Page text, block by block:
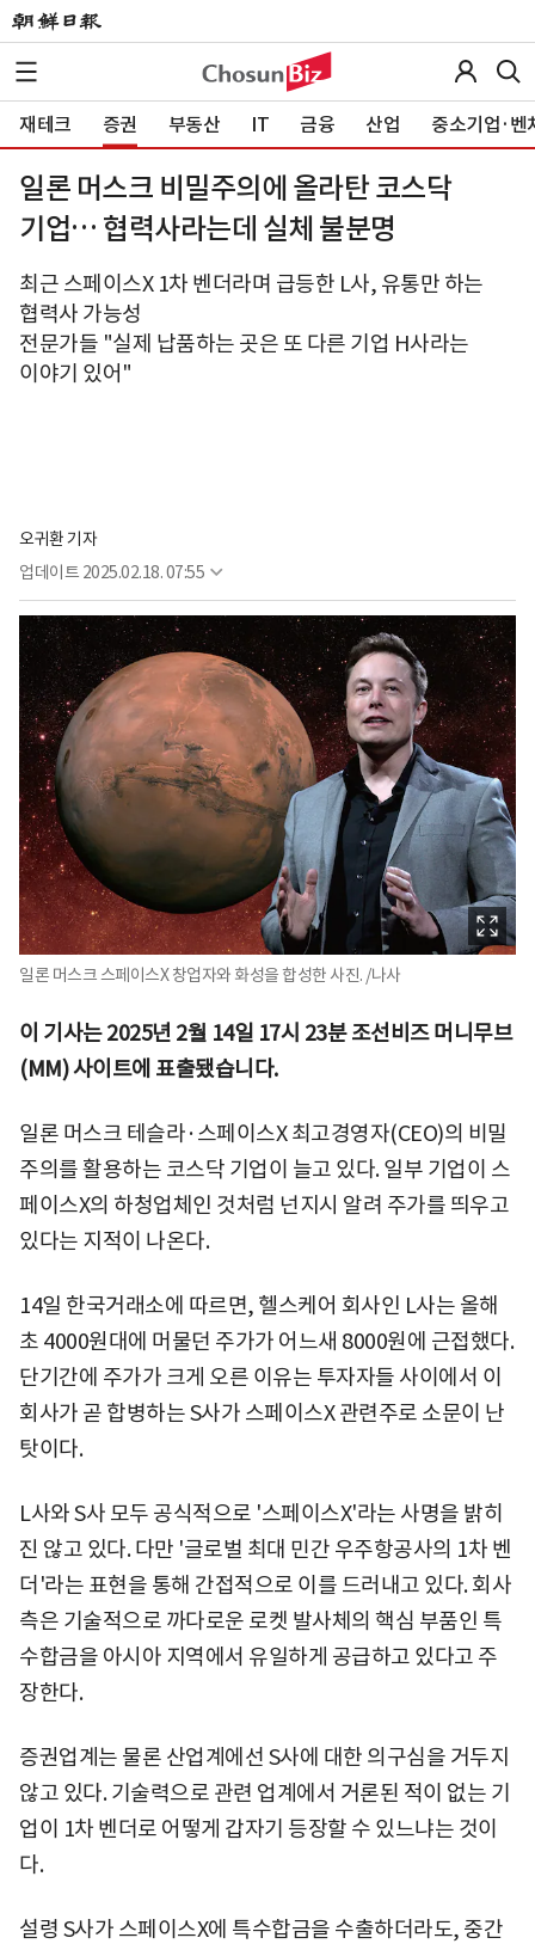
재테크 증권 부동산 IT 금융 산업 중소기업·벤
일론 머스크 비밀주의에 올라탄 코스닥
기업… 협력사라는데 실체 불분명
최근 스페이스X 1차 벤더라며 급등한 L사, 유통만 하는
협력사 가능성
전문가들 "실제 납품하는 곳은 또 다른 기업 H사라는
이야기 있어"
오귀환 기자
업데이트 2025.02.18. 07:55
일론 머스크 스페이스X 창업자와 화성을 합성한 사진. /나사
이 기사는 2025년 2월 14일 17시 23분 조선비즈 머니무브
(MM) 사이트에 표출됐습니다.
일론 머스크 테슬라·스페이스X 최고경영자(CEO)의 비밀
주의를 활용하는 코스닥 기업이 늘고 있다. 일부 기업이 스
페이스X의 하청업체인 것처럼 넌지시 알려 주가를 띄우고
있다는 지적이 나온다.
14일 한국거래소에 따르면, 헬스케어 회사인 L사는 올해
초 4000원대에 머물던 주가가 어느새 8000원에 근접했다.
단기간에 주가가 크게 오른 이유는 투자자들 사이에서 이
회사가 곧 합병하는 S사가 스페이스X 관련주로 소문이 난
탓이다.
L사와 S사 모두 공식적으로 '스페이스X'라는 사명을 밝히
진 않고 있다. 다만 '글로벌 최대 민간 우주항공사의 1차 벤
더'라는 표현을 통해 간접적으로 이를 드러내고 있다. 회사
측은 기술적으로 까다로운 로켓 발사체의 핵심 부품인 특
수합금을 아시아 지역에서 유일하게 공급하고 있다고 주
장한다.
증권업계는 물론 산업계에선 S사에 대한 의구심을 거두지
않고 있다. 기술력으로 관련 업계에서 거론된 적이 없는 기
업이 1차 벤더로 어떻게 갑자기 등장할 수 있느냐는 것이
다.
설령 S사가 스페이스X에 특수합금을 수출하더라도, 중간